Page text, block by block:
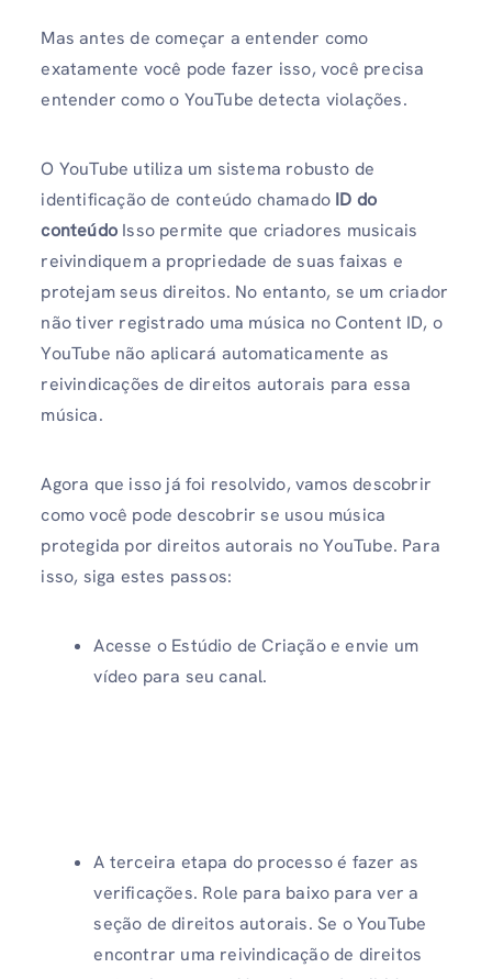
Mas antes de começar a entender como
exatamente você pode fazer isso, você precisa
entender como o YouTube detecta violações.
O YouTube utiliza um sistema robusto de
identificação de conteúdo chamado ID do
conteúdo Isso permite que criadores musicais
reivindiquem a propriedade de suas faixas e
protejam seus direitos. No entanto, se um criador
não tiver registrado uma música no Content ID, o
YouTube não aplicará automaticamente as
reivindicações de direitos autorais para essa
música.
Agora que isso já foi resolvido, vamos descobrir
como você pode descobrir se usou música
protegida por direitos autorais no YouTube. Para
isso, siga estes passos:
Acesse o Estúdio de Criação e envie um
vídeo para seu canal.
A terceira etapa do processo é fazer as
verificações. Role para baixo para ver a
seção de direitos autorais. Se o YouTube
encontrar uma reivindicação de direitos